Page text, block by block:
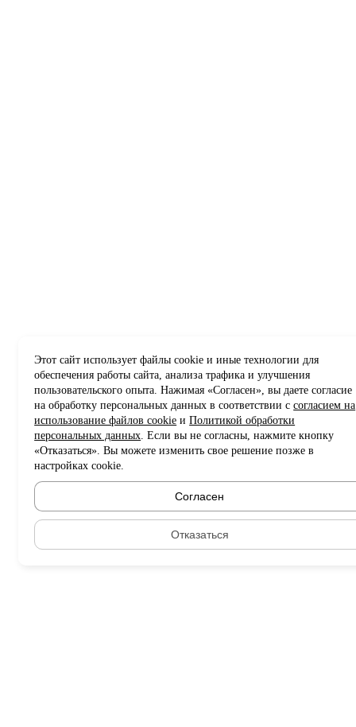
Этот сайт использует файлы cookie и иные технологии для
обеспечения работы сайта, анализа трафика и улучшения
пользовательского опыта. Нажимая «Согласен», вы даете согласие
на обработку персональных данных в соответствии ссогласием на
использование файлов cookie иПолитикой обработки
персональных данных. Если вы не согласны, нажмите кнопку
«Отказаться». Вы можете изменить свое решение позже в
настройках cookie.
Согласен
Отказаться